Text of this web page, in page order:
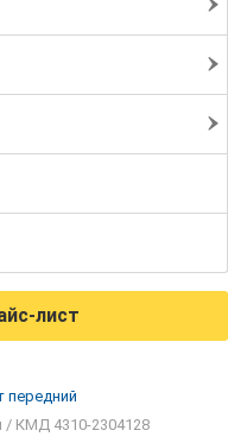
лист
передний
/ КМД 4310-2304128